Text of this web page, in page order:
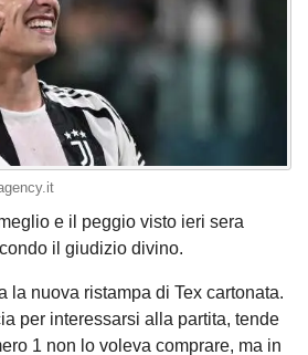
e il peggio visto ieri sera
il giudizio divino.
la nuova ristampa di Tex cartonata.
per interessarsi alla partita, tende
1 non lo voleva comprare, ma in